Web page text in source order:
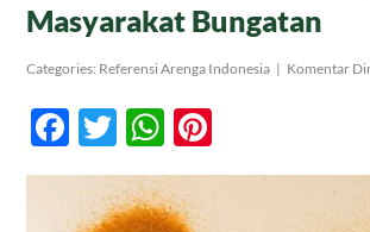
Tentang Kami
Produk
Masyarakat Bungatan
Categories: Referensi Arenga Indonesia | Komentar
Facebook
TwitterWhatsApp